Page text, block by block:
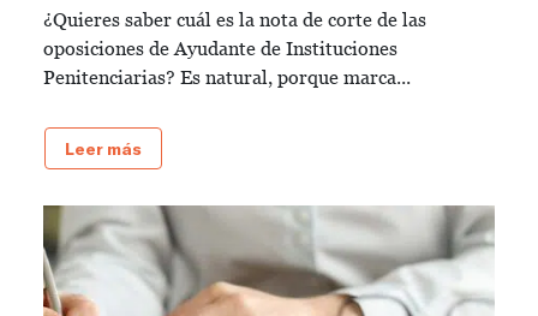
¿Quieres saber cuál es la nota de corte de las
oposiciones de Ayudante de Instituciones
Penitenciarias? Es natural, porque marca...
Leer más